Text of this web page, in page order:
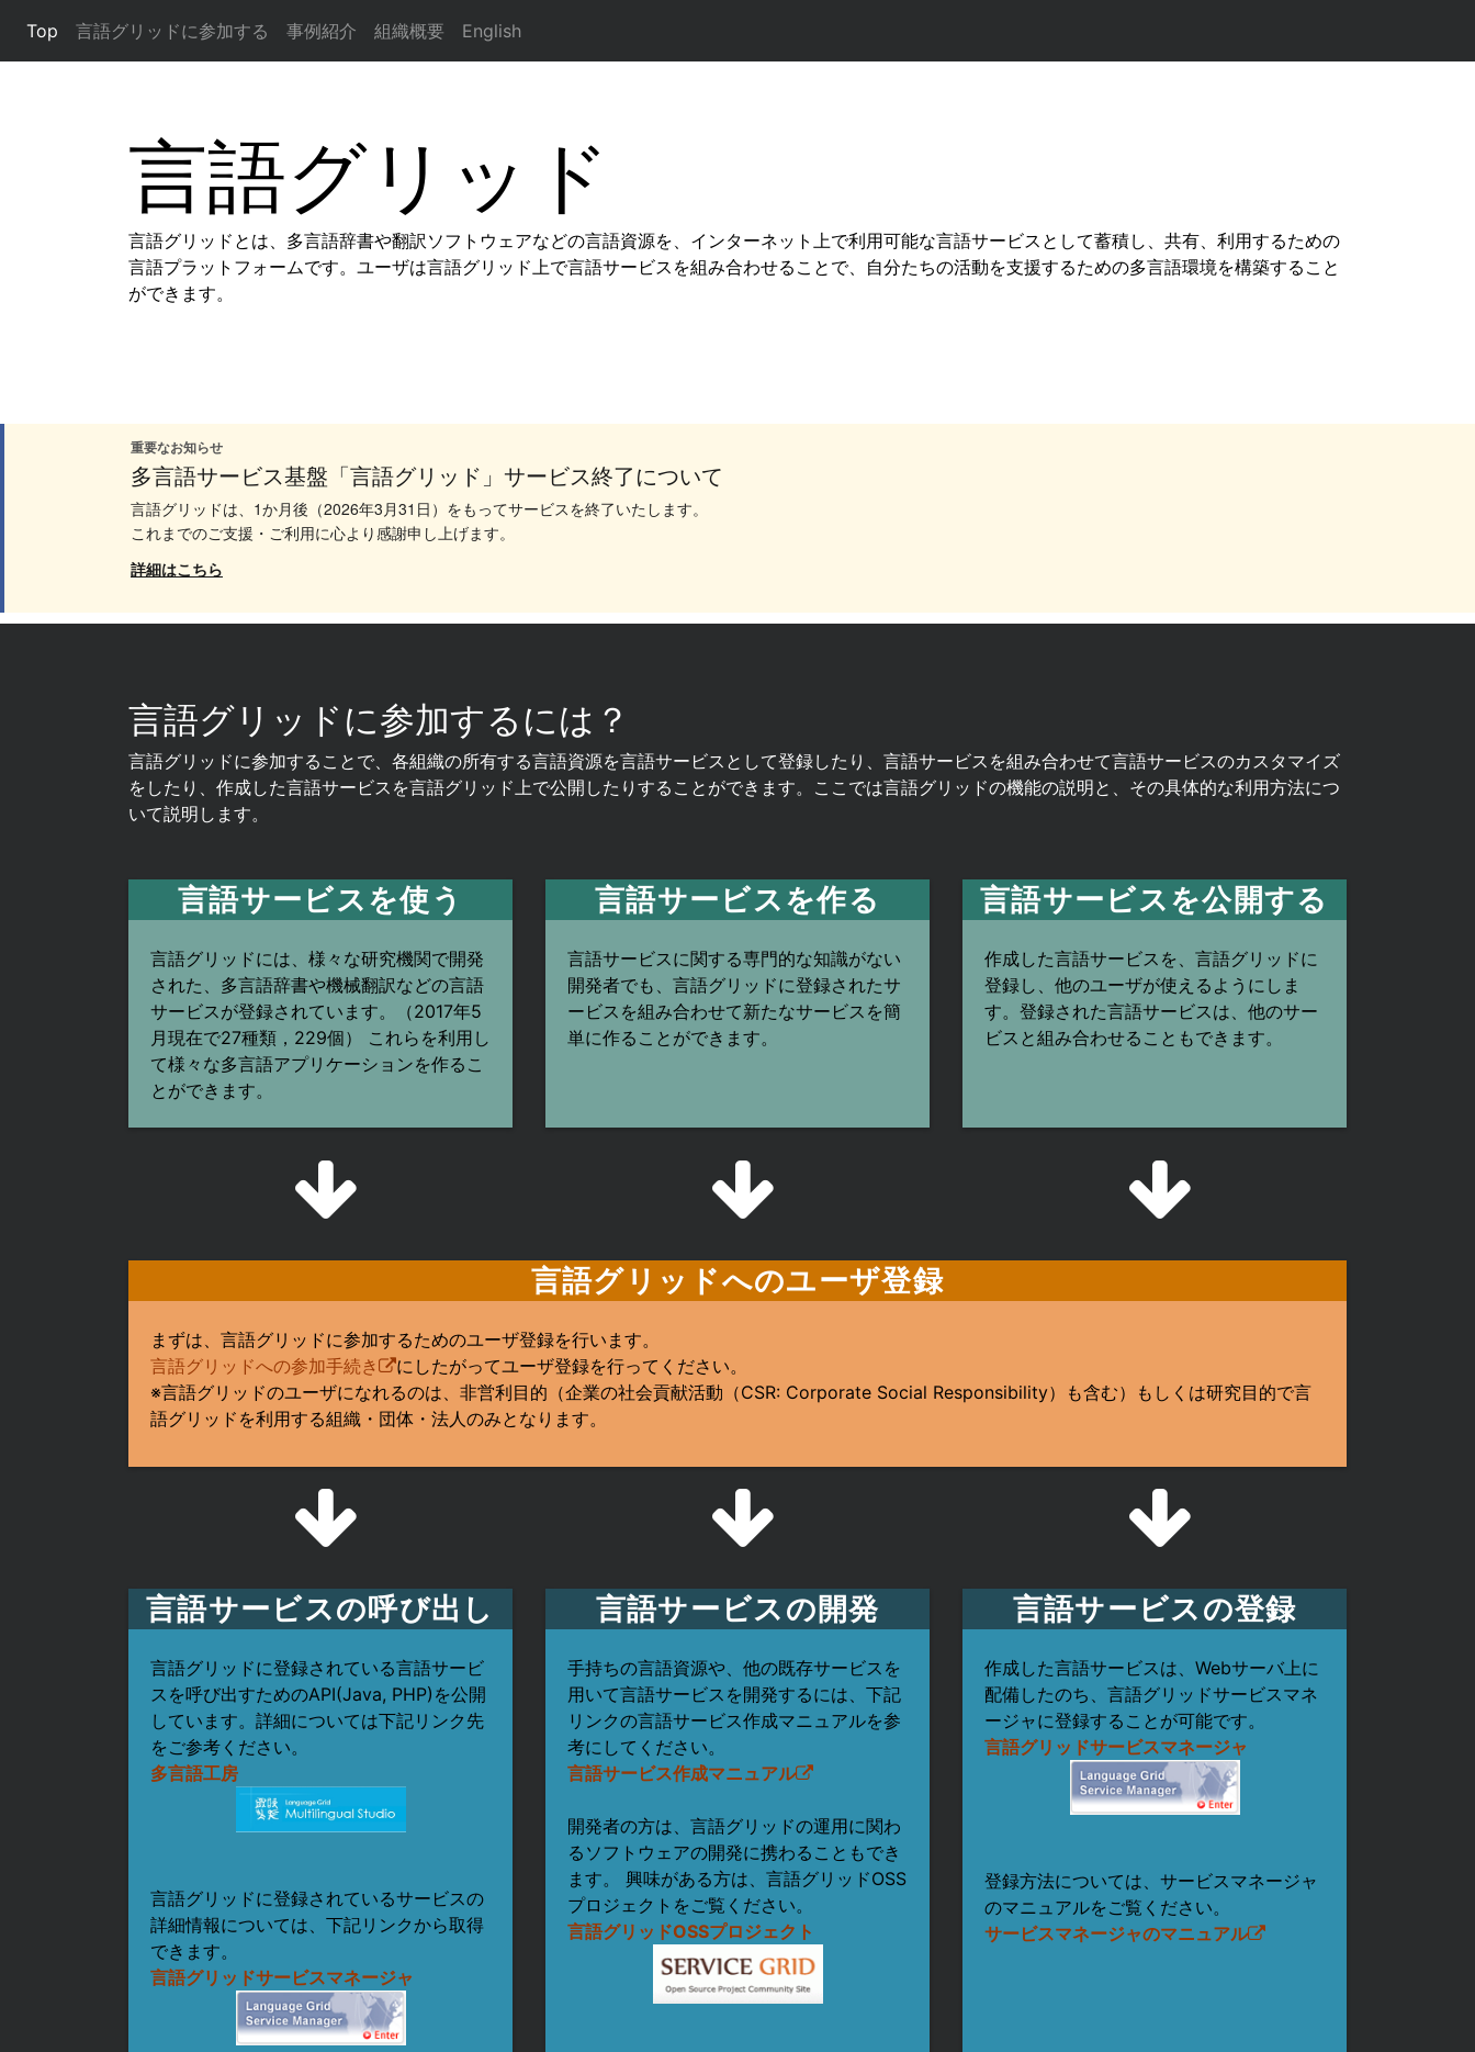
Top (current)
言語グリッドに参加する 事例紹介 組織概要 English
言語グリッド
言語グリッドとは、多言語辞書や翻訳ソフトウェアなどの言語資源を、インターネット上で利用可能な言語サービスとして蓄積し、共有、利用するための
言語プラットフォームです。ユーザは言語グリッド上で言語サービスを組み合わせることで、自分たちの活動を支援するための多言語環境を構築すること
ができます。
重要なお知らせ
多言語サービス基盤「言語グリッド」サービス終了について
言語グリッドは、1か月後（2026年3月31日）をもってサービスを終了いたします。
これまでのご支援・ご利用に心より感謝申し上げます。
詳細はこちら
言語グリッドに参加するには？
言語グリッドに参加することで、各組織の所有する言語資源を言語サービスとして登録したり、言語サービスを組み合わせて言語サービスのカスタマイズ
をしたり、作成した言語サービスを言語グリッド上で公開したりすることができます。ここでは言語グリッドの機能の説明と、その具体的な利用方法につ
いて説明します。
言語サービスを使う
言語グリッドには、様々な研究機関で開発
された、多言語辞書や機械翻訳などの言語
サービスが登録されています。（2017年5
月現在で27種類，229個） これらを利用し
て様々な多言語アプリケーションを作るこ
とができます。
言語サービスを作る
言語サービスに関する専門的な知識がない
開発者でも、言語グリッドに登録されたサ
ービスを組み合わせて新たなサービスを簡
単に作ることができます。
言語サービスを公開する
作成した言語サービスを、言語グリッドに
登録し、他のユーザが使えるようにしま
す。登録された言語サービスは、他のサー
ビスと組み合わせることもできます。
言語グリッドへのユーザ登録
まずは、言語グリッドに参加するためのユーザ登録を行います。
言語グリッドへの参加手続き
にしたがってユーザ登録を行ってください。
※言語グリッドのユーザになれるのは、非営利目的（企業の社会貢献活動（CSR: Corporate Social Responsibility）も含む）もしくは研究目的で言
語グリッドを利用する組織・団体・法人のみとなります。
言語サービスの呼び出し
言語グリッドに登録されている言語サービ
スを呼び出すためのAPI(Java, PHP)を公開
しています。詳細については下記リンク先
をご参考ください。
多言語工房
言語グリッドに登録されているサービスの
詳細情報については、下記リンクから取得
できます。
言語グリッドサービスマネージャ
言語サービスの開発
手持ちの言語資源や、他の既存サービスを
用いて言語サービスを開発するには、下記
リンクの言語サービス作成マニュアルを参
考にしてください。
言語サービス作成マニュアル
開発者の方は、言語グリッドの運用に関わ
るソフトウェアの開発に携わることもでき
ます。 興味がある方は、言語グリッドOSS
プロジェクトをご覧ください。
言語グリッドOSSプロジェクト
言語サービスの登録
作成した言語サービスは、Webサーバ上に
配備したのち、言語グリッドサービスマネ
ージャに登録することが可能です。
言語グリッドサービスマネージャ
登録方法については、サービスマネージャ
のマニュアルをご覧ください。
サービスマネージャのマニュアル